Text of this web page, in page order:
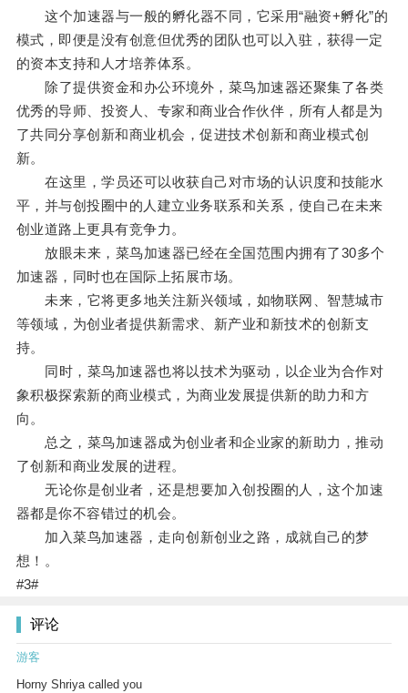
这个加速器与一般的孵化器不同，它采用“融资+孵化”的
模式，即便是没有创意但优秀的团队也可以入驻，获得一定
的资本支持和人才培养体系。
除了提供资金和办公环境外，菜鸟加速器还聚集了各类
优秀的导师、投资人、专家和商业合作伙伴，所有人都是为
了共同分享创新和商业机会，促进技术创新和商业模式创
新。
在这里，学员还可以收获自己对市场的认识度和技能水
平，并与创投圈中的人建立业务联系和关系，使自己在未来
创业道路上更具有竞争力。
放眼未来，菜鸟加速器已经在全国范围内拥有了30多个
加速器，同时也在国际上拓展市场。
未来，它将更多地关注新兴领域，如物联网、智慧城市
等领域，为创业者提供新需求、新产业和新技术的创新支
持。
同时，菜鸟加速器也将以技术为驱动，以企业为合作对
象积极探索新的商业模式，为商业发展提供新的助力和方
向。
总之，菜鸟加速器成为创业者和企业家的新助力，推动
了创新和商业发展的进程。
无论你是创业者，还是想要加入创投圈的人，这个加速
器都是你不容错过的机会。
加入菜鸟加速器，走向创新创业之路，成就自己的梦
想！。
#3#
评论
游客
Horny Shriya called you